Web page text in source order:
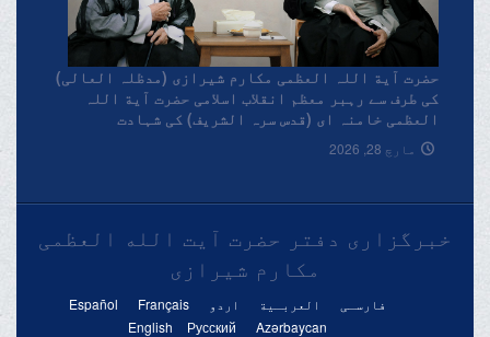
حضرت آیة اللہ العظمی مکارم شیرازی (مدظلہ العالی)
کی طرف سے رہبر معظم انقلاب اسلامی حضرت آیة اللہ
العظمی خامنہ ای (قدس سرہ الشریف) کی شہادت
پرتعزیتی پیغام۔
مارچ 28, 2026
خبرگزاری دفتر حضرت آیت الله العظمی
مکارم شیرازی
فارسـی العربـیة اردو Français
Español
Azərbaycan
Русский
English